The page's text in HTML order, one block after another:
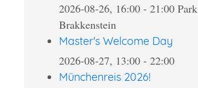
2026-08-26, 16:00 - 21:00 Park
Brakkenstein
Master's Welcome Day
2026-08-27, 13:00 - 22:00
Münchenreis 2026!